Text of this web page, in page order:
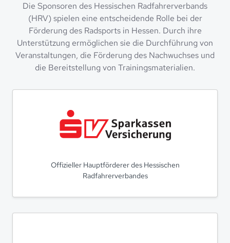
Die Sponsoren des Hessischen Radfahrerverbands
(HRV) spielen eine entscheidende Rolle bei der
Förderung des Radsports in Hessen. Durch ihre
Unterstützung ermöglichen sie die Durchführung von
Veranstaltungen, die Förderung des Nachwuchses und
die Bereitstellung von Trainingsmaterialien.
Offizieller Hauptförderer des Hessischen
Radfahrerverbandes